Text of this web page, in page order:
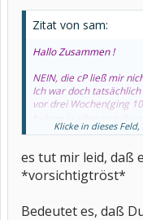
Zitat von sam:
Hallo Zusammen !
NEIN, die cP ließ mir
Ich war doch
vor drei Wochen(ging
Dachte mir noch so
Klicke in dieses
es tut mir leid, daß
*vorsichtigtröst*
Bedeutet es, daß